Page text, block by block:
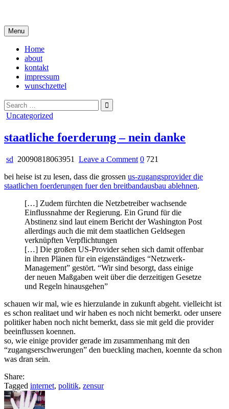
content
Menu
Home
about
kontakt
impressum
wunschzettel
Search
for:
Posted
Uncategorized
staatliche foerderung – nein danke
sd 20090818063951 Leave a Commenton
foerderung
–
danke
0 721
bei heise ist zu lesen, dass die grossen us-zugangsprovider die
staatlichen foerderungen fuer den breitbandausbau ablehnen.
[…] Zudem fürchten die Netzbetreiber wachsende
Einflussnahme der Regierung. Ein Grund für die
Abstinenz sind laut einem Bericht der Washington Post
allerdings auch die mit dem staatlichen Geldsegen
verknüpften Verpflichtungen
[…] Die großen US-Provider sehen sich damit offenbar
in ihren Plänen für ein eigenständiges “Netzwerk-
Management” gestört. “Wir sind besorgt, dass einige
der neuen Maßgaben weit über die derzeitigen Gesetze
und Regeln hinausgehen”
schauen wir mal, wie es hierzulande in zukunft abgeht. vielleicht ist
es schon realitaet und wir haben es noch nicht bemerkt. oder unsere
politiker haben noch nicht bemerkt, dass sie mit geld die provider
beeinflussen koennen.
so, wie einige provider gerade im zusammenhang mit den
“zugangserschwerungen” den bueckling machen, koennte da schon
was dran sein.
Share:
Tagged internet, politik, zensur